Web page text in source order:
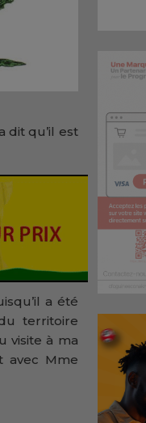
dit qu’il est
a été
territoire
visite à ma
avec Mme